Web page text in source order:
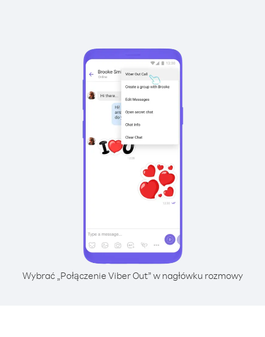
Wybrać „Połączenie Viber Out” w nagłówku rozmowy